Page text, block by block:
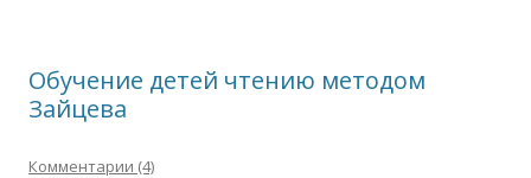
Обучение детей чтению методом
Зайцева
Комментарии (4)